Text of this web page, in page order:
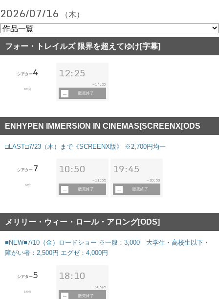
2026/07/16 （木）
フォー・トレイルズ 限界を超えてゆけ[字幕]
シアター4
106分
12:25
~14:20
販売終了
ENHYPEN IMMERSION IN CINEMAS[SCREENX[ODS
□LAST□7/23（木）まで《SCREENX版》 ※2,700円均一
シアター 7
52分
10:50
~11:55
販売終了
19:45
~ 20:50
販売終了
メリリー・ウィー・ロール・アロング[ODS]
■NEW■7/10（金）ロードショー ※一般：3,000 大学生・高校生以下・
障がい者：2,500円 エグゼ：4,000円
シアター5
145分
18:10
~ 20:45
販売終了